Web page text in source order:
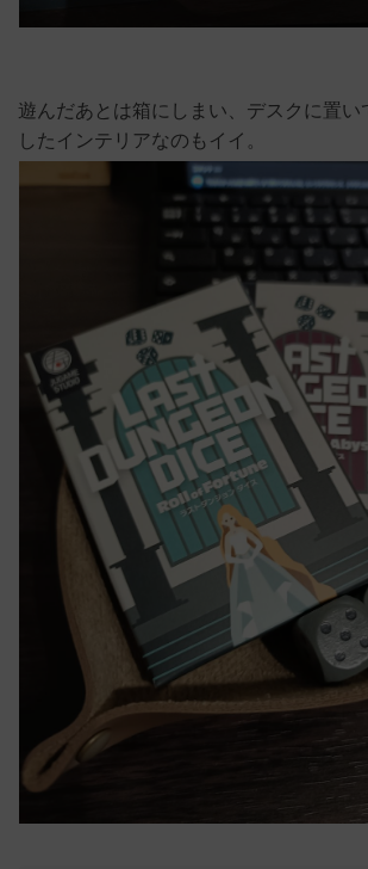
遊んだあとは箱にしまい、デスクに置い
したインテリアなのもイイ。